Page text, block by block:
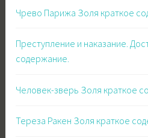
Чрево Парижа Золя краткое
Преступление и наказание.
содержание.
Человек-зверь Золя краткое
Тереза Ракен Золя краткое